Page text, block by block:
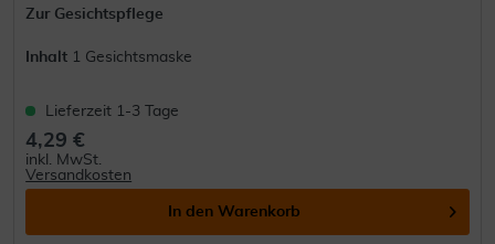
Zur Gesichtspflege
Inhalt 1 Gesichtsmaske
Lieferzeit 1-3 Tage
4,29 €
inkl. MwSt.
Versandkosten
In den Warenkorb